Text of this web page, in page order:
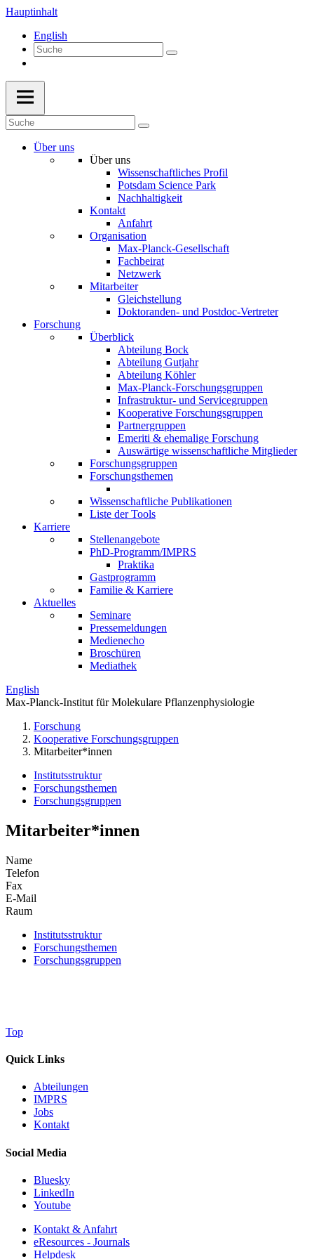
Hauptinhalt
English
Über uns
Über uns
Wissenschaftliches Profil
Potsdam Science Park
Nachhaltigkeit
Kontakt
Anfahrt
Organisation
Max-Planck-Gesellschaft
Fachbeirat
Netzwerk
Mitarbeiter
Gleichstellung
Doktoranden- und Postdoc-Vertreter
Forschung
Überblick
Abteilung Bock
Abteilung Gutjahr
Abteilung Köhler
Max-Planck-Forschungsgruppen
Infrastruktur- und Servicegruppen
Kooperative Forschungsgruppen
Partnergruppen
Emeriti & ehemalige Forschung
Auswärtige wissenschaftliche Mitglieder
Forschungsgruppen
Forschungsthemen
Wissenschaftliche Publikationen
Liste der Tools
Karriere
Stellenangebote
PhD-Programm/IMPRS
Praktika
Gastprogramm
Familie & Karriere
Aktuelles
Seminare
Pressemeldungen
Medienecho
Broschüren
Mediathek
English
Max-Planck-Institut für Molekulare Pflanzenphysiologie
Forschung
Kooperative Forschungsgruppen
Mitarbeiter*innen
Institutsstruktur
Forschungsthemen
Forschungsgruppen
Mitarbeiter*innen
Name
Telefon
Fax
E-Mail
Raum
Institutsstruktur
Forschungsthemen
Forschungsgruppen
Top
Quick Links
Abteilungen
IMPRS
Jobs
Kontakt
Social Media
Bluesky
LinkedIn
Youtube
Kontakt & Anfahrt
eResources - Journals
Helpdesk